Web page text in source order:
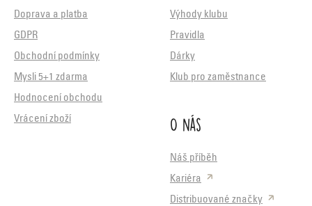
Doprava a platba
GDPR
Obchodní podmínky
Mysli 5+1 zdarma
Hodnocení obchodu
Vrácení zboží
Výhody klubu
Pravidla
Dárky
Klub pro zaměstnance
O nás
Náš příběh
Kariéra
Distribuované značky